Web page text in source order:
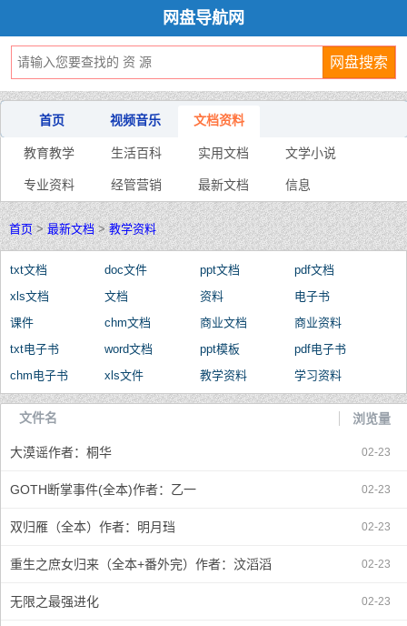
网盘导航网
首页 视频音乐 文档资料
教育教学 生活百科 实用文档 文学小说
专业资料 经管营销 最新文档 信息
首页>最新文档>教学资料
txt文档 doc文件 ppt文档
pdf文档
xls文档
文档 资料
电子书
课件
chm文档 商业文档
商业资料
txt电子书
word文档 ppt模板
pdf电子书
chm电子书
xls文件 教学资料
学习资料
文本资料
课件资料 文档教程
教程资料
百度文档
办公文档
技术文档
学习文档
教程文档
文件名 浏览量
大漠谣作者：桐华 02-23
GOTH断掌事件(全本)作者：乙一 02-23
双归雁（全本）作者：明月珰 02-23
重生之庶女归来（全本+番外完）作者：汶滔滔 02-23
无限之最强进化 02-23